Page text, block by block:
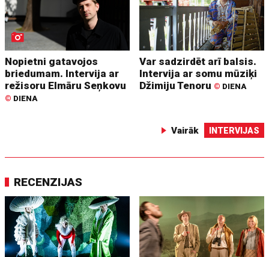
Nopietni gatavojos
briedumam. Intervija ar
režisoru Elmāru Seņkovu
© DIENA
Var sadzirdēt arī balsis.
Intervija ar somu mūziķi
Džimiju Tenoru © DIENA
Vairāk INTERVIJAS
RECENZIJAS